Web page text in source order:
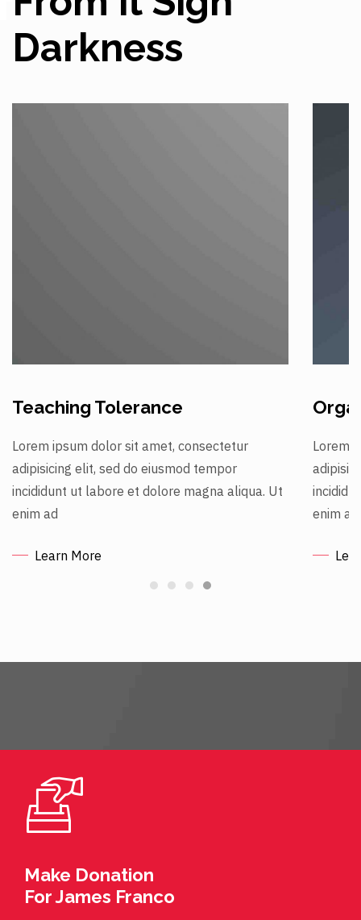
Darkness
Organizing for Action
Lorem ipsum dolor sit amet, consectetur
adipisicing elit, sed do eiusmod tempor
incididunt ut labore et dolore magna aliqua. Ut
enim ad
Learn More
Lorem
enim ad
Make Donation
For James Franco